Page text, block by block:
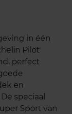
in één
Pilot
perfect
en
speciaal
Sport van